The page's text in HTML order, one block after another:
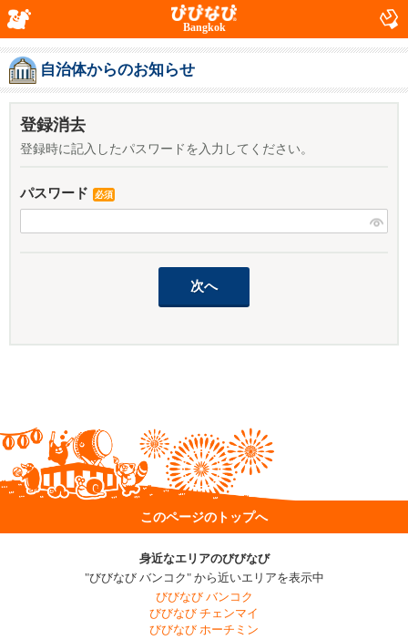
Bangkok
自治体からのお知らせ
登録消去
登録時に記入したパスワードを入力してください。
パスワード 必須
このページのトップへ
身近なエリアのびびなび
"びびなび バンコク" から近いエリアを表示中
びびなび バンコク
びびなび チェンマイ
びびなび ホーチミン